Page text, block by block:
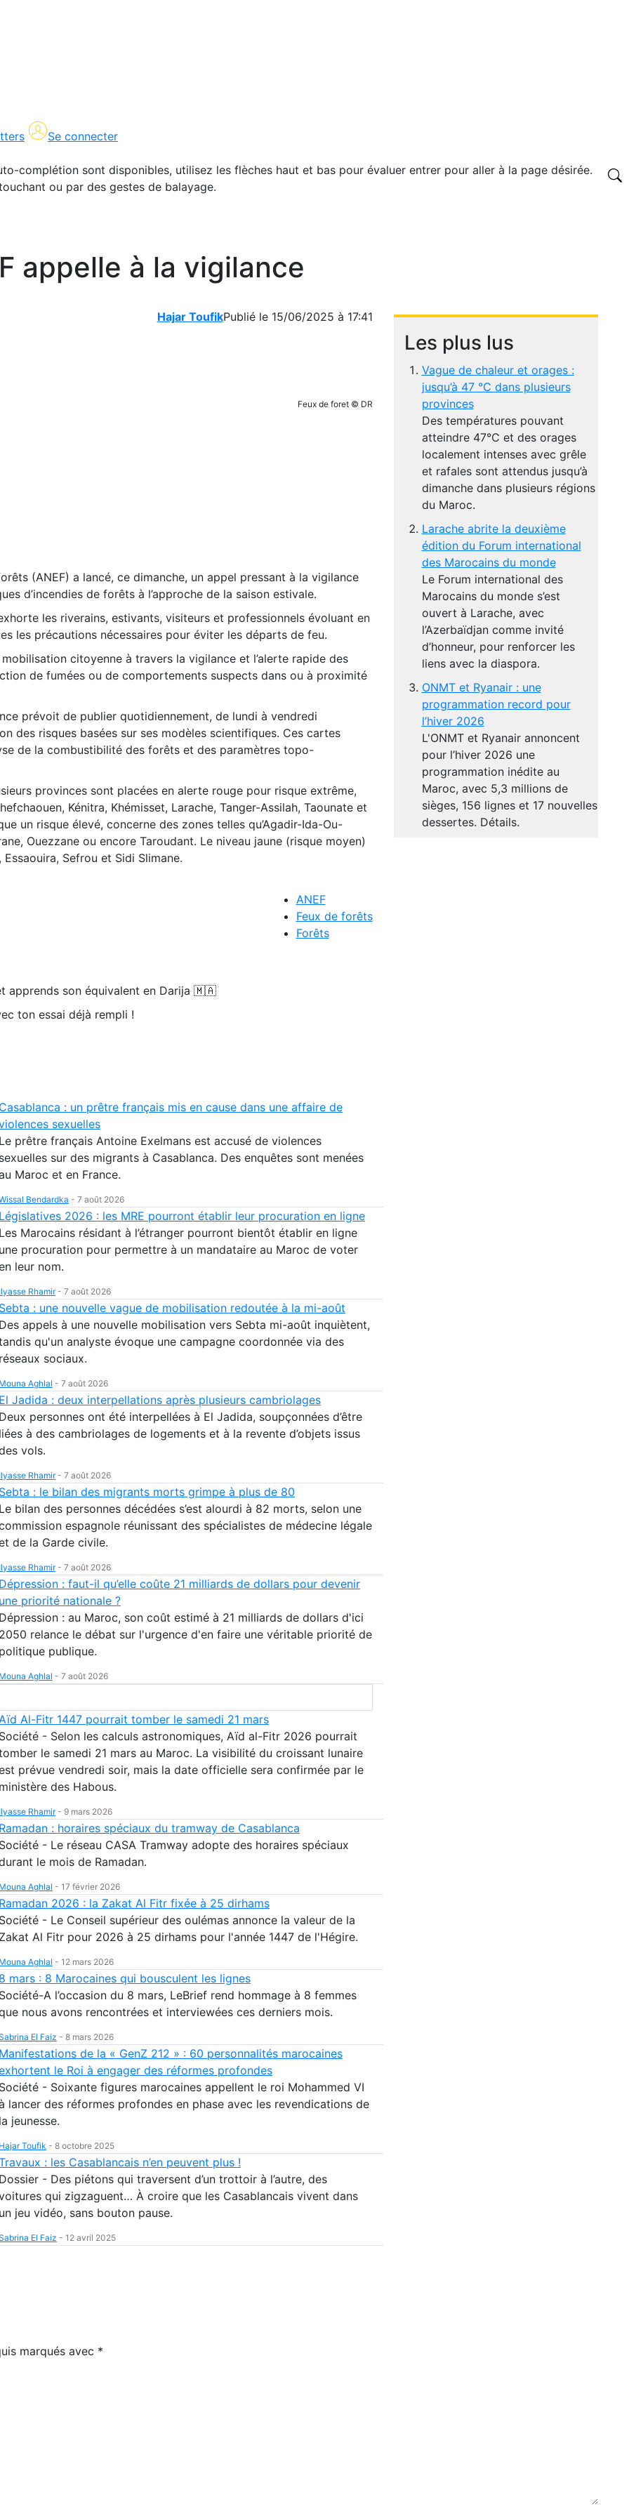
Se connecter
complétion sont disponibles, utilisez les flèches haut et bas pour évaluer entrer pour aller à la page désirée.
ou par des gestes de balayage.
appelle à la vigilance
Hajar ToufikPublié le 15/06/2025 à 17:41
Feux de foret © DR
(ANEF) a lancé, ce dimanche, un appel pressant à la vigilance
d’incendies de forêts à l’approche de la saison estivale.
les riverains, estivants, visiteurs et professionnels évoluant en
les précautions nécessaires pour éviter les départs de feu.
mobilisation citoyenne à travers la vigilance et l’alerte rapide des
de fumées ou de comportements suspects dans ou à proximité
prévoit de publier quotidiennement, de lundi à vendredi
des risques basées sur ses modèles scientifiques. Ces cartes
de la combustibilité des forêts et des paramètres topo-
provinces sont placées en alerte rouge pour risque extrême,
Kénitra, Khémisset, Larache, Tanger-Assilah, Taounate et
un risque élevé, concerne des zones telles qu’Agadir-Ida-Ou-
Ouezzane ou encore Taroudant. Le niveau jaune (risque moyen)
Sefrou et Sidi Slimane.
ANEF
Feux de forêts
Forêts
apprends son équivalent en Darija 🇲🇦
ton essai déjà rempli !
Les plus lus
Vague de chaleur et orages :
jusqu’à 47 °C dans plusieurs
provinces
Des températures pouvant
atteindre 47°C et des orages
localement intenses avec grêle
et rafales sont attendus jusqu’à
dimanche dans plusieurs régions
du Maroc.
Larache abrite la deuxième
édition du Forum international
des Marocains du monde
Le Forum international des
Marocains du monde s’est
ouvert à Larache, avec
l’Azerbaïdjan comme invité
d’honneur, pour renforcer les
liens avec la diaspora.
ONMT et Ryanair : une
programmation record pour
l’hiver 2026
L'ONMT et Ryanair annoncent
pour l’hiver 2026 une
programmation inédite au
Maroc, avec 5,3 millions de
sièges, 156 lignes et 17 nouvelles
dessertes. Détails.
Casablanca : un prêtre français mis en cause dans une affaire de
sexuelles
Le prêtre français Antoine Exelmans est accusé de violences
sexuelles sur des migrants à Casablanca. Des enquêtes sont menées
Maroc et en France.
Bendardka - 7 août 2026
Législatives 2026 : les MRE pourront établir leur procuration en ligne
Les Marocains résidant à l’étranger pourront bientôt établir en ligne
une procuration pour permettre à un mandataire au Maroc de voter
leur nom.
Ilyasse Rhamir- 7 août 2026
Sebta : une nouvelle vague de mobilisation redoutée à la mi-août
Des appels à une nouvelle mobilisation vers Sebta mi-août inquiètent,
qu'un analyste évoque une campagne coordonnée via des
réseaux sociaux.
Mouna Aghlal - 7 août 2026
El Jadida : deux interpellations après plusieurs cambriolages
Deux personnes ont été interpellées à El Jadida, soupçonnées d’être
liées à des cambriolages de logements et à la revente d’objets issus
vols.
Ilyasse Rhamir- 7 août 2026
Sebta : le bilan des migrants morts grimpe à plus de 80
Le bilan des personnes décédées s’est alourdi à 82 morts, selon une
espagnole réunissant des spécialistes de médecine légale
de la Garde civile.
Ilyasse Rhamir- 7 août 2026
Dépression : faut-il qu’elle coûte 21 milliards de dollars pour devenir
une priorité nationale ?
Dépression : au Maroc, son coût estimé à 21 milliards de dollars d'ici
2050 relance le débat sur l'urgence d'en faire une véritable priorité de
politique publique.
Mouna Aghlal - 7 août 2026
Aïd Al-Fitr 1447 pourrait tomber le samedi 21 mars
Société - Selon les calculs astronomiques, Aïd al-Fitr 2026 pourrait
le samedi 21 mars au Maroc. La visibilité du croissant lunaire
prévue vendredi soir, mais la date officielle sera confirmée par le
ministère des Habous.
Ilyasse Rhamir- 9 mars 2026
Ramadan : horaires spéciaux du tramway de Casablanca
Société - Le réseau CASA Tramway adopte des horaires spéciaux
le mois de Ramadan.
Mouna Aghlal - 17 février 2026
Ramadan 2026 : la Zakat Al Fitr fixée à 25 dirhams
Société - Le Conseil supérieur des oulémas annonce la valeur de la
Zakat Al Fitr pour 2026 à 25 dirhams pour l'année 1447 de l'Hégire.
Mouna Aghlal - 12 mars 2026
8 mars : 8 Marocaines qui bousculent les lignes
Société-A l’occasion du 8 mars, LeBrief rend hommage à 8 femmes
nous avons rencontrées et interviewées ces derniers mois.
El Faiz - 8 mars 2026
Manifestations de la « GenZ 212 » : 60 personnalités marocaines
le Roi à engager des réformes profondes
Société - Soixante figures marocaines appellent le roi Mohammed VI
lancer des réformes profondes en phase avec les revendications de
la jeunesse.
Hajar Toufik - 8 octobre 2025
: les Casablancais n’en peuvent plus !
Dossier - Des piétons qui traversent d’un trottoir à l’autre, des
qui zigzaguent… À croire que les Casablancais vivent dans
un jeu vidéo, sans bouton pause.
El Faiz - 12 avril 2025
marqués avec *